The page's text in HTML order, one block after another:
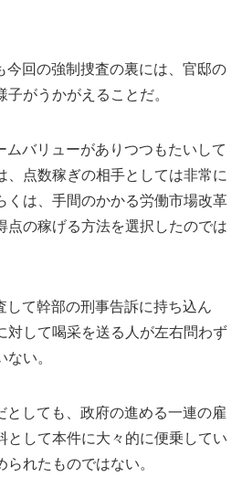
回の強制捜査の裏には、官邸の
がうかがえることだ。
バリューがありつつもたいして
、点数稼ぎの相手としては非常に
くは、手間のかかる労働市場改革
点の稼げる方法を選択したのでは
て幹部の刑事告訴に持ち込ん
対して喝采を送る人が左右問わず
い。
しても、政府の進める一連の雇
として本件に大々的に便乗してい
れたものではない。